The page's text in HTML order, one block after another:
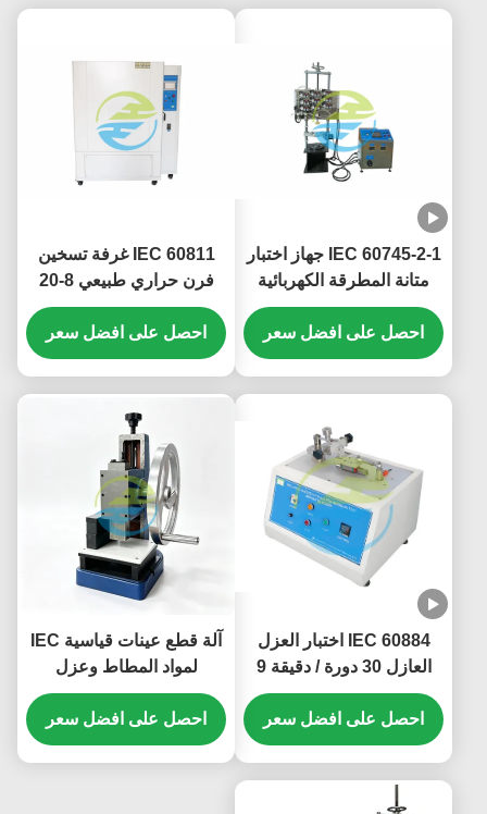
IEC 60745-2-1 جهاز اختبار
متانة المطرقة الكهربائية
قطر الكرة الفولاذية 38 مم
احصل على افضل سعر
IEC 60811 غرفة تسخين
فرن حراري طبيعي 8-20
تغيير هواء في الساعة
احصل على افضل سعر
IEC 60884 اختبار العزل
العازل 30 دورة / دقيقة 9
ملم ضربة
احصل على افضل سعر
آلة قطع عينات قياسية IEC
لمواد المطاط وعزل
الكابلات لتحضير عينات
الاختبار مع قالب دمبل
مخصص
احصل على افضل سعر